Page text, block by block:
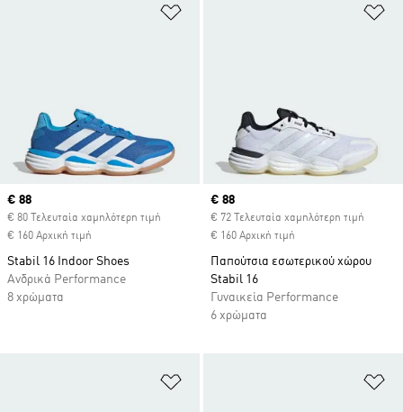
Προσθήκη στη Λίστα Επιθυμιών
Current price
€ 88
€ 80 Τελευταία χαμηλότερη τιμή
€ 160 Αρχική τιμή
Stabil 16 Indoor Shoes
Ανδρικά Performance
8 χρώματα
Current price
€ 88
€ 72 Τελευταία χαμηλότερη τιμή
€ 160 Αρχική τιμή
Παπούτσια εσωτερικού χώρου
Stabil 16
Γυναικεία Performance
6 χρώματα
Προσθήκη στη Λίστα Επιθυμιών